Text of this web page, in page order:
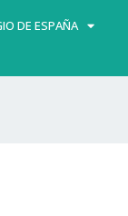
DE ESPAÑA